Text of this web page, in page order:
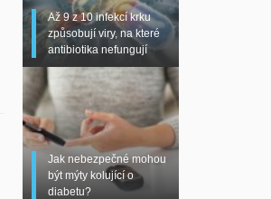
Až 9 z 10 infekcí krku
způsobují viry, na které
antibiotika nefungují
Jak nebezpečné mohou
být mýty kolující o
diabetu?